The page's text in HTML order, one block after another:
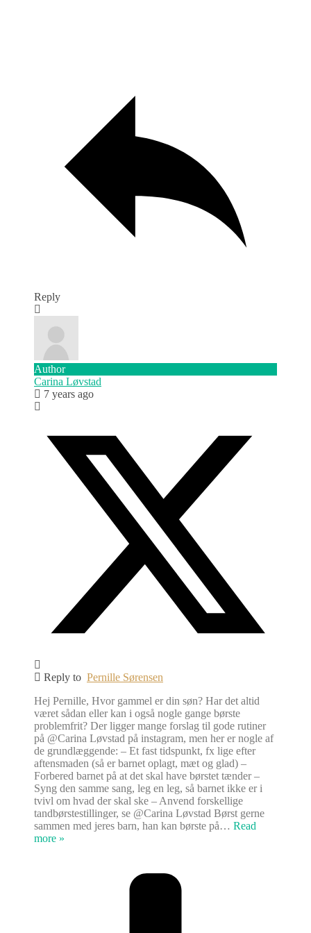
Reply
Author
Carina Løvstad
7 years ago
Reply to Pernille Sørensen
Hej Pernille, Hvor gammel er din søn? Har det altid
været sådan eller kan i også nogle gange børste
problemfrit? Der ligger mange forslag til gode rutiner
på @Carina Løvstad på instagram, men her er nogle af
de grundlæggende: – Et fast tidspunkt, fx lige efter
aftensmaden (så er barnet oplagt, mæt og glad) –
Forbered barnet på at det skal have børstet tænder –
Syng den samme sang, leg en leg, så barnet ikke er i
tvivl om hvad der skal ske – Anvend forskellige
tandbørstestillinger, se @Carina Løvstad Børst gerne
sammen med jeres barn, han kan børste på… Read
more »